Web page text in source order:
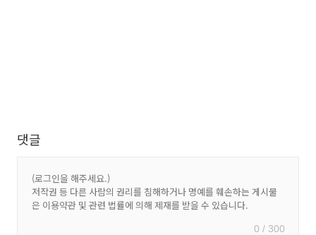
댓글
0 / 300